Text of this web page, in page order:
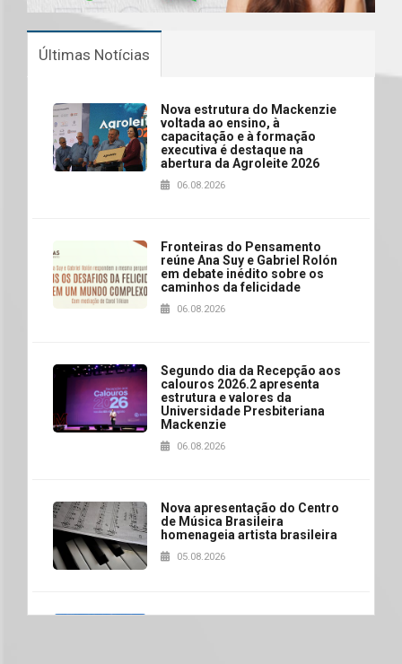
Últimas Notícias
Nova estrutura do Mackenzie
voltada ao ensino, à
capacitação e à formação
executiva é destaque na
abertura da Agroleite 2026
06.08.2026
Fronteiras do Pensamento
reúne Ana Suy e Gabriel Rolón
em debate inédito sobre os
caminhos da felicidade
06.08.2026
Segundo dia da Recepção aos
calouros 2026.2 apresenta
estrutura e valores da
Universidade Presbiteriana
Mackenzie
06.08.2026
Nova apresentação do Centro
de Música Brasileira
homenageia artista brasileira
05.08.2026
Universidade Mackenzie